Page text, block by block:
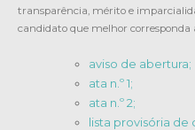
transparência, mérito e
candidato que melhor corresponda
aviso de abertura;
ata n.º 1;
ata n.º 2;
lista provisória de